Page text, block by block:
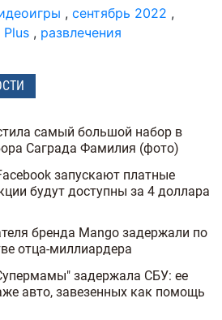
, сентябрь 2022 ,
Plus , развлечения
самый большой набор в
Саграда Фамилия (фото)
запускают платные
будут доступны за 4 доллара
бренда Mango задержали по
отца-миллиардера
задержала СБУ: ее
авто, завезенных как помощь